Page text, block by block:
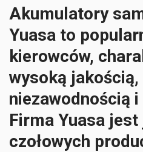
Akumulatory
Yuasa to
kierowców,
wysoką jakością,
niezawodnością i
Firma Yuasa
czołowych